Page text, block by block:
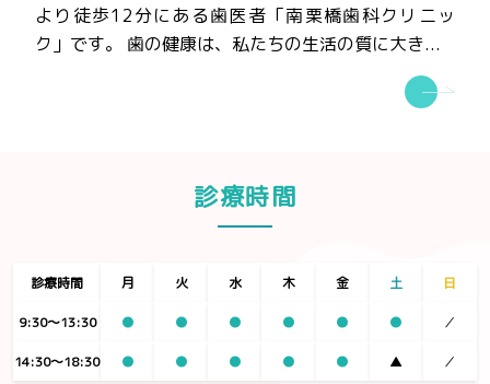
より徒歩12分にある歯医者「南栗橋歯科クリニッ
ク」です。 歯の健康は、私たちの生活の質に大き...
診療時間
診療時間 月 火 水 木 金 土 日
9:30〜13:30 ● ● ● ● ● ● ／
14:30〜18:30 ● ● ● ● ● ▲ ／